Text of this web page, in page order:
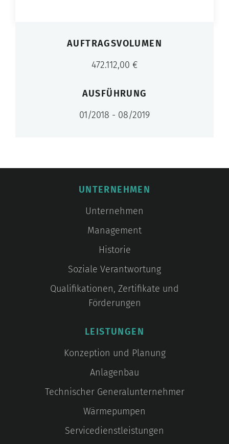
AUFTRAGSVOLUMEN
472.112,00 €
AUSFÜHRUNG
01/2018 - 08/2019
UNTERNEHMEN
Unternehmen
Management
Historie
Soziale Verantwortung
Qualifikationen, Zertifikate und
Förderungen
LEISTUNGEN
Konzeption und Planung
Anlagenbau
Technischer Generalunternehmer
Wärmepumpen
Servicedienstleistungen